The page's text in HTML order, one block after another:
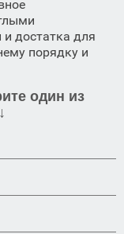
достатка для
порядку и
один из